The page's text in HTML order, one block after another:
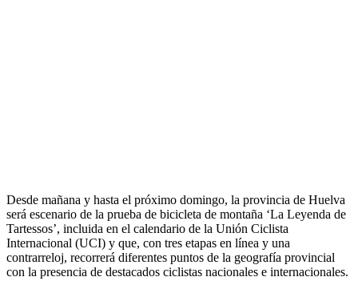
Desde mañana y hasta el próximo domingo, la provincia de Huelva
será escenario de la prueba de bicicleta de montaña ‘La Leyenda de
Tartessos’, incluida en el calendario de la Unión Ciclista
Internacional (UCI) y que, con tres etapas en línea y una
contrarreloj, recorrerá diferentes puntos de la geografía provincial
con la presencia de destacados ciclistas nacionales e internacionales.